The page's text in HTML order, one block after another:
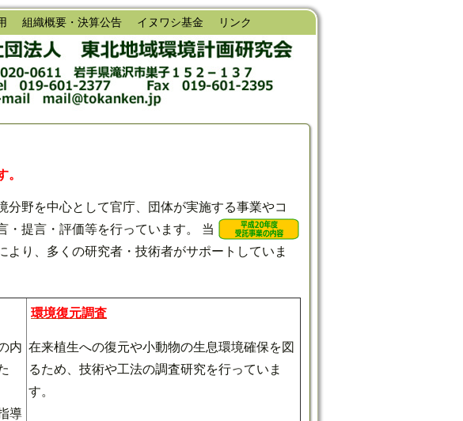
組織概要・決算公告 イヌワシ基金 リンク
。
野を中心として官庁、団体が実施する事業やコ
提言・評価等を行っています。
当
り、多くの研究者・技術者がサポートしていま
内
導
環境復元調査
在来植生への復元や小動物の生息環境確保を図
るため、技術や工法の調査研究を行っていま
す。